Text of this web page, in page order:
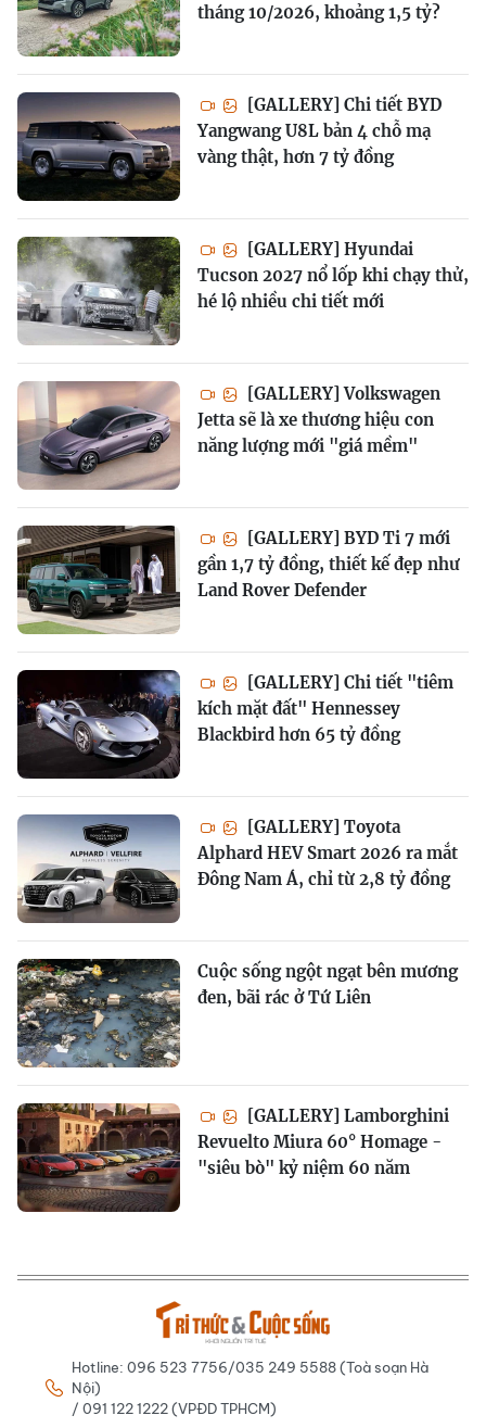
tháng 10/2026, khoảng 1,5 tỷ?
[GALLERY] Chi tiết BYD
Yangwang U8L bản 4 chỗ mạ
vàng thật, hơn 7 tỷ đồng
[GALLERY] Hyundai
Tucson 2027 nổ lốp khi chạy thử,
hé lộ nhiều chi tiết mới
[GALLERY] Volkswagen
Jetta sẽ là xe thương hiệu con
năng lượng mới "giá mềm"
[GALLERY] BYD Ti 7 mới
gần 1,7 tỷ đồng, thiết kế đẹp như
Land Rover Defender
[GALLERY] Chi tiết "tiêm
kích mặt đất" Hennessey
Blackbird hơn 65 tỷ đồng
[GALLERY] Toyota
Alphard HEV Smart 2026 ra mắt
Đông Nam Á, chỉ từ 2,8 tỷ đồng
Cuộc sống ngột ngạt bên mương
đen, bãi rác ở Tứ Liên
[GALLERY] Lamborghini
Revuelto Miura 60° Homage -
"siêu bò" kỷ niệm 60 năm
Hotline: 096 523 7756/035 249 5588 (Toà soạn Hà
Nội)
/ 091 122 1222 (VPĐD TPHCM)